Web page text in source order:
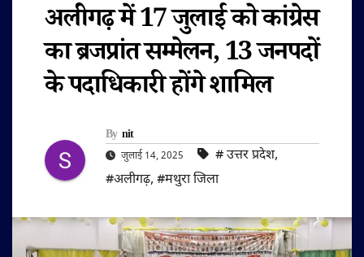
अलीगढ़ में 17 जुलाई को कांग्रेस
का ब्रजप्रांत सम्मेलन, 13 जनपदों
के पदाधिकारी होंगे शामिल
By nit
जुलाई 14, 2025 #‌ उत्तर प्रदेश,
#अलीगढ़, #मथुरा जिला